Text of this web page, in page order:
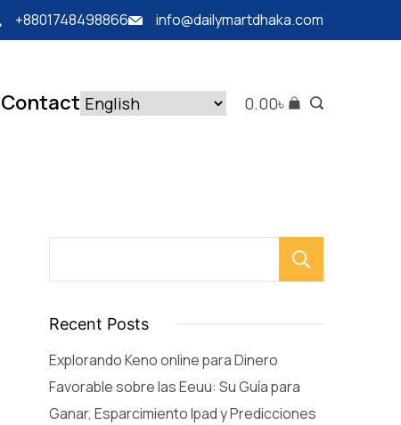
+8801748498866 info@dailymartdhaka.com
Contact 0.00৳
Recent Posts
Explorando Keno online para Dinero
Favorable sobre las Eeuu: Su Guía para
Ganar, Esparcimiento Ipad y Predicciones